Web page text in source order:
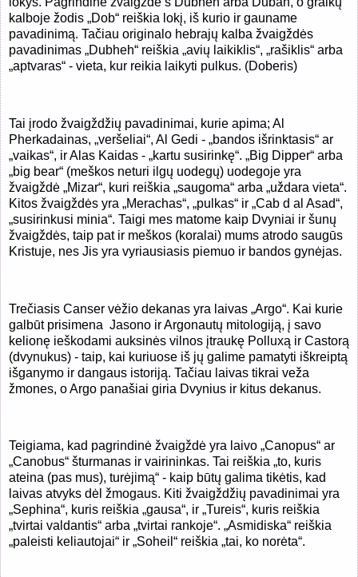
kalboje žodis „Dob“ reiškia lokį, iš kurio ir gauname
pavadinimą. Tačiau originalo hebrajų kalba žvaigždės
pavadinimas „Dubheh“ reiškia „avių laikiklis“, „rašiklis“ arba
„aptvaras“ - vieta, kur reikia laikyti pulkus. (Doberis)
Tai įrodo žvaigždžių pavadinimai, kurie apima; Al
Pherkadainas, „veršeliai“, Al Gedi - „bandos išrinktasis“ ar
„vaikas“, ir Alas Kaidas - „kartu susirinkę“. „Big Dipper“ arba
„big bear“ (meškos neturi ilgų uodegų) uodegoje yra
žvaigždė „Mizar“, kuri reiškia „saugoma“ arba „uždara vieta“.
Kitos žvaigždės yra „Merachas“, „pulkas“ ir „Cab d al Asad“,
„susirinkusi minia“. Taigi mes matome kaip Dvyniai ir šunų
žvaigždės, taip pat ir meškos (koralai) mums atrodo saugūs
Kristuje, nes Jis yra vyriausiasis piemuo ir bandos gynėjas.
Trečiasis Canser vėžio dekanas yra laivas „Argo“. Kai kurie
galbūt prisimena Jasono ir Argonautų mitologiją, į savo
kelionę ieškodami auksinės vilnos įtraukę Polluxą ir Castorą
(dvynukus) - taip, kai kuriuose iš jų galime pamatyti iškreiptą
išganymo ir dangaus istoriją. Tačiau laivas tikrai veža
žmones, o Argo panašiai giria Dvynius ir kitus dekanus.
Teigiama, kad pagrindinė žvaigždė yra laivo „Canopus“ ar
„Canobus“ šturmanas ir vairininkas. Tai reiškia „to, kuris
ateina (pas mus), turėjimą“ - kaip būtų galima tikėtis, kad
laivas atvyks dėl žmogaus. Kiti žvaigždžių pavadinimai yra
„Sephina“, kuris reiškia „gausa“, ir „Tureis“, kuris reiškia
„tvirtai valdantis“ arba „tvirtai rankoje“. „Asmidiska“ reiškia
„paleisti keliautojai“ ir „Soheil“ reiškia „tai, ko norėta“.